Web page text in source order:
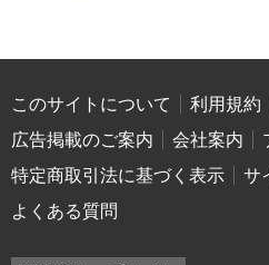
このサイトについて 利用規約
広告掲載のご案内
会社案内
特定商取引法に基づく表示
サ
よくある質問